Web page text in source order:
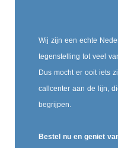
Wij zijn een echte
tegenstelling tot veel
Dus mocht er ooit iets
callcenter aan de lijn,
begrijpen.
Bestel nu en geniet